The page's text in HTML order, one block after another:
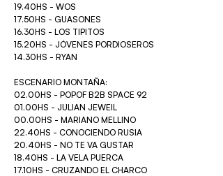
19.40HS - WOS
17.50HS - GUASONES
16.30HS - LOS TIPITOS
15.20HS - JÓVENES PORDIOSEROS
14.30HS - RYAN
ESCENARIO MONTAÑA:
02.00HS - POPOF B2B SPACE 92
01.00HS - JULIAN JEWEIL
00.00HS - MARIANO MELLINO
22.40HS - CONOCIENDO RUSIA
20.40HS - NO TE VA GUSTAR
18.40HS - LA VELA PUERCA
17.10HS - CRUZANDO EL CHARCO